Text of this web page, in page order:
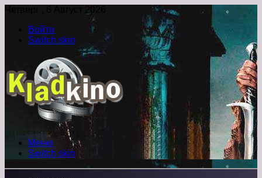
Четверг , 6 Август 2026
Войти
Switch skin
Меню
Switch skin